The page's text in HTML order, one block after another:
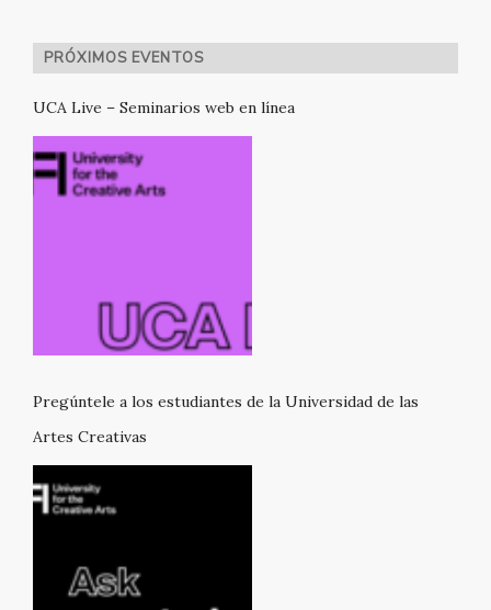
PRÓXIMOS EVENTOS
UCA Live – Seminarios web en línea
Pregúntele a los estudiantes de la Universidad de las
Artes Creativas